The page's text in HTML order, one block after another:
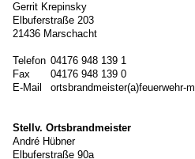
Gerrit Krepinsky
Elbuferstraße 203
21436 Marschacht
Telefon 04176 948 139 1
Fax
04176 948 139 0
E-Mail
ortsbrandmeister(a)feuerwehr-
Stellv. Ortsbrandmeister
André Hübner
Elbuferstraße 90a